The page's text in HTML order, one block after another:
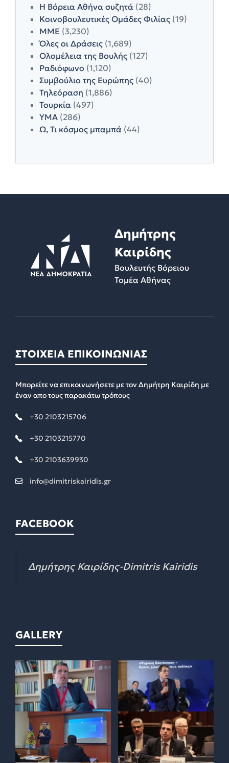
Η Βόρεια Αθήνα συζητά (28)
Κοινοβουλευτικές Ομάδες Φιλίας (19)
ΜΜΕ (3,230)
Όλες οι Δράσεις (1,689)
Ολομέλεια της Βουλής (127)
Ραδιόφωνο (1,120)
Συμβούλιο της Ευρώπης (40)
Τηλεόραση (1,886)
Τουρκία (497)
ΥΜΑ (286)
Ω, Τι κόσμος μπαμπά (44)
Δημήτρης
Καιρίδης
Βουλευτής Βόρειου
Τομέα Αθήνας
ΣΤΟΙΧΕΙΑ ΕΠΙΚΟΙΝΩΝΙΑΣ
Μπορείτε να επικοινωνήσετε με τον Δημήτρη Καιρίδη με
έναν απο τους παρακάτω τρόπους
+30 2103215706
+30 2103215770
+30 2103639930
info@dimitriskairidis.gr
FACEBOOK
Δημήτρης Καιρίδης-Dimitris Kairidis
GALLERY